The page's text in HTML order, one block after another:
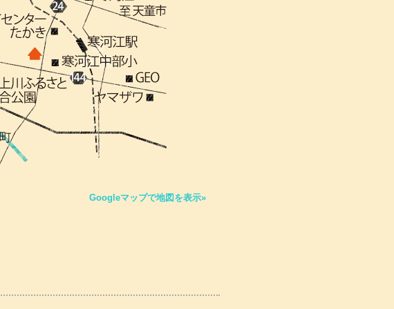
Googleマップで地図を表示»